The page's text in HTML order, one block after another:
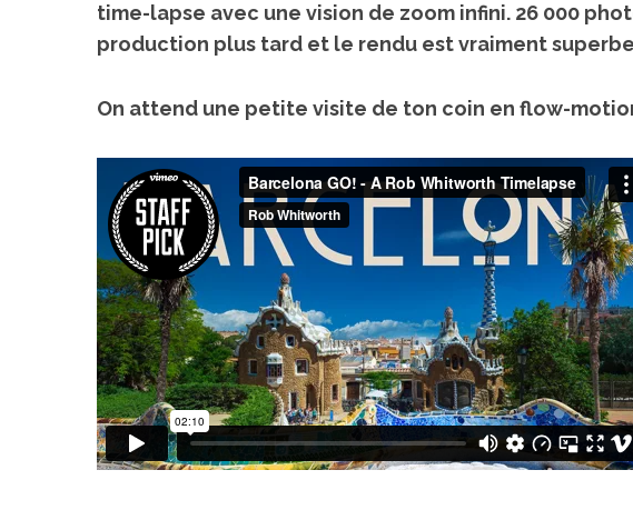
time-lapse avec une vision de zoom infini. 26 000
production plus tard et le rendu est vraiment
On attend une petite visite de ton coin en flow-
Voyage au Japon
On a testé à un café à
cochons nains à Tokyo